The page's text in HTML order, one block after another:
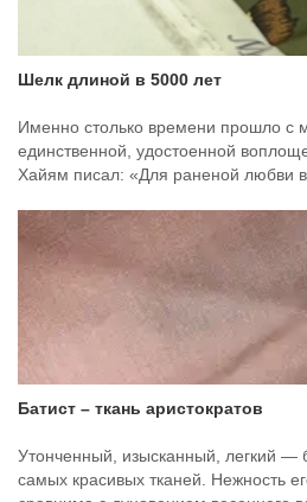
Шелк длиной в 5000 лет
Именно столько времени прошло с
единственной, удостоенной
Хайям писал: «Для раненой любви
Батист – ткань аристократов
Утонченный, изысканный, легкий —
самых красивых тканей. Нежность